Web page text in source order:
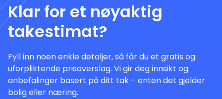
Klar for et nøyaktig
takestimat?
Fyll inn noen enkle detaljer, så får du et gratis og
uforpliktende prisoverslag. Vi gir deg innsikt og
anbefalinger basert på ditt tak – enten det gjelder
bolig eller næring.